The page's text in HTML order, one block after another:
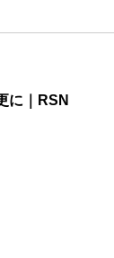
に｜RSN